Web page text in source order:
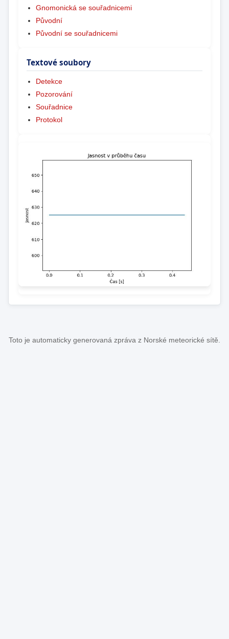
Gnomonická se souřadnicemi
Původní
Původní se souřadnicemi
Textové soubory
Detekce
Pozorování
Souřadnice
Protokol
Toto je automaticky generovaná zpráva z Norské meteorické sítě.